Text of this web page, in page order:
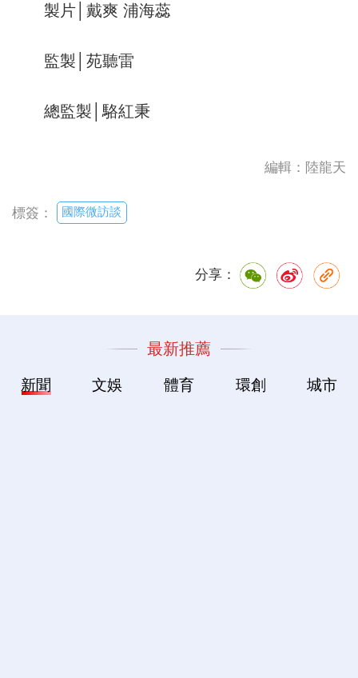
製片│戴爽 浦海蕊
監製│苑聽雷
總監製│駱紅秉
編輯：陸龍天
標簽： 國際微訪談
分享：
最新推薦
新聞 文娛 體育 環創 城市